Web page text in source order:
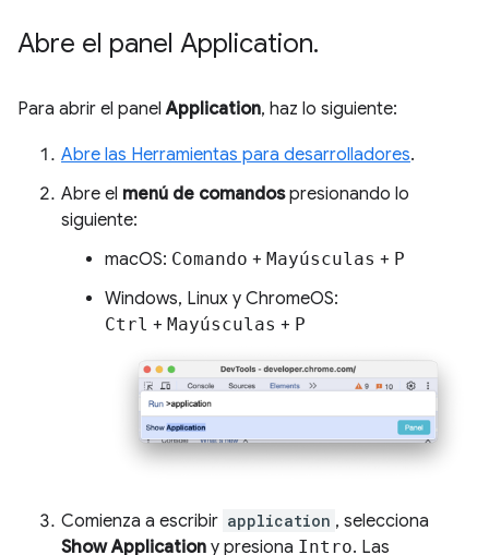
Abre el panel Application.
Para abrir el panelApplication, haz lo siguiente:
Abre las Herramientas para desarrolladores.
Abre el menú de comandospresionando lo
siguiente:
macOS: Comando + Mayúsculas + P
Windows, Linux y ChromeOS:
Ctrl + Mayúsculas + P
Comienza a escribir application , selecciona
Show Application y presiona Intro. Las